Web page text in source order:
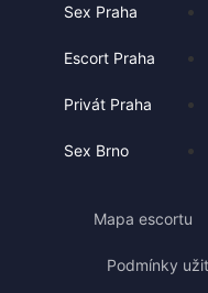
Sex Praha
Escort Praha
Privát Praha
Sex Brno
Mapa escortu
Podmínky